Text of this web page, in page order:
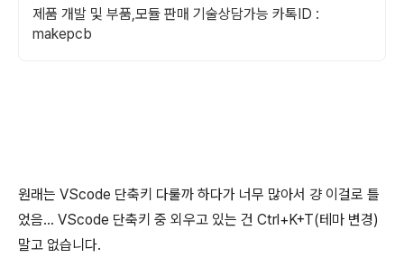
제품 개발 및 부품,모듈 판매 기술상담가능 카톡ID :
makepcb
원래는 VScode 단축키 다룰까 하다가 너무 많아서 걍 이걸로 틀
었음... VScode 단축키 중 외우고 있는 건 Ctrl+K+T(테마 변경)
말고 없습니다.